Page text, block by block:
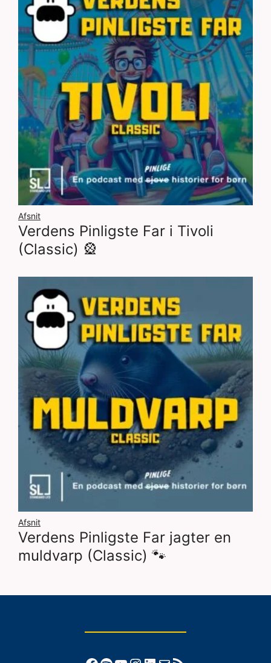
Afsnit
Verdens Pinligste Far i Tivoli
(Classic) 🎡
Afsnit
Verdens Pinligste Far jagter en
muldvarp (Classic) 🐾